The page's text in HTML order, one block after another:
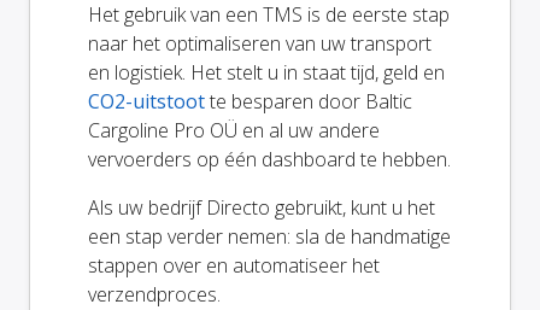
Het gebruik van een TMS is de eerste stap
naar het optimaliseren van uw transport
en logistiek. Het stelt u in staat tijd, geld en
CO2-uitstootte besparen door Baltic
Cargoline Pro OÜ en al uw andere
vervoerders op één dashboard te hebben.
Als uw bedrijf Directo gebruikt, kunt u het
een stap verder nemen: sla de handmatige
stappen over en automatiseer het
verzendproces.